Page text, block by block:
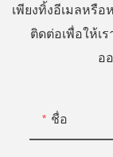
เพียงทิ้งอีเมลหรื
ติดต่อเพื่อให้เ
อ
ชื่อ